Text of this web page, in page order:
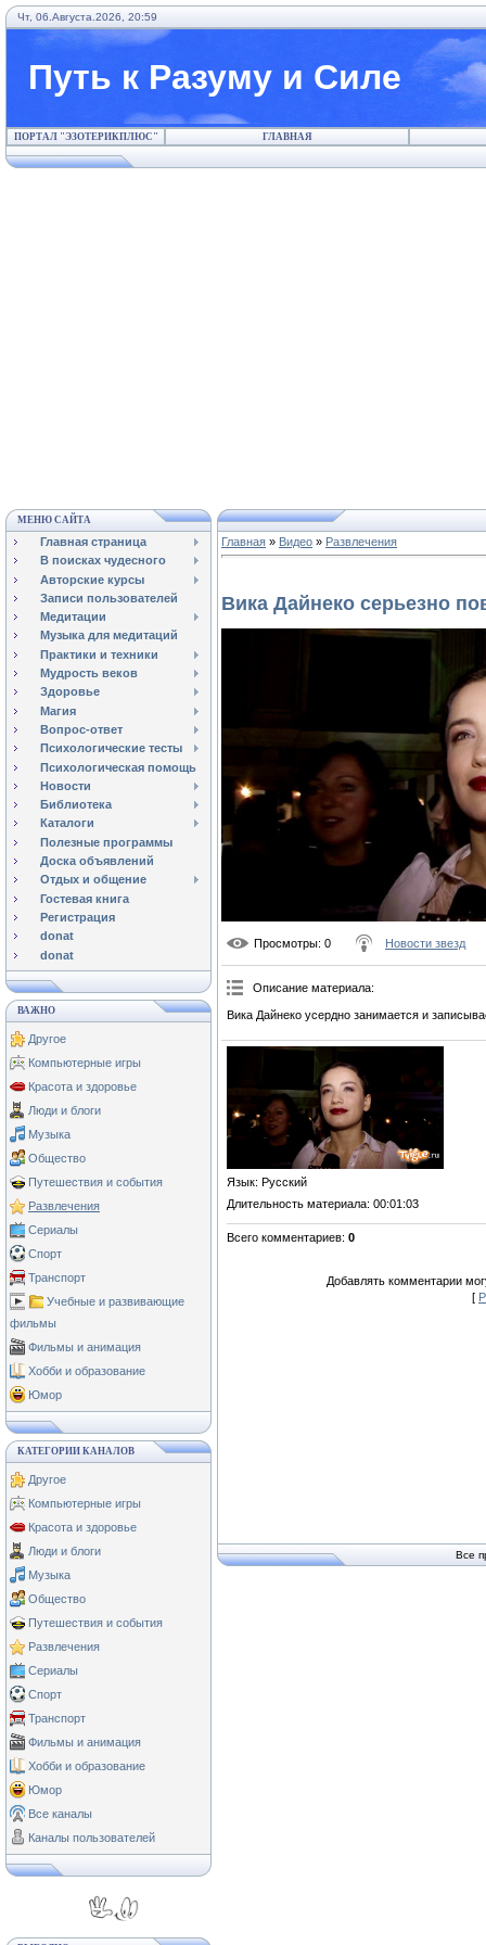
Чт, 06.Августа.2026, 20:59
Путь к Разуму и Силе
ПОРТАЛ "ЭЗОТЕРИКПЛЮС" ГЛАВНАЯ
МЕНЮ САЙТА
Главная страница
В поисках чудесного
Авторские курсы
Записи пользователей
Медитации
Музыка для медитаций
Практики и техники
Мудрость веков
Здоровье
Магия
Вопрос-ответ
Психологические тесты
Психологическая помощь
Новости
Библиотека
Каталоги
Полезные программы
Доска объявлений
Отдых и общение
Гостевая книга
Регистрация
donat
donat
ВАЖНО
Другое
Компьютерные игры
Красота и здоровье
Люди и блоги
Музыка
Общество
Путешествия и события
Развлечения
Сериалы
Спорт
Транспорт
Учебные и развивающие
фильмы
Фильмы и анимация
Хобби и образование
Юмор
КАТЕГОРИИ КАНАЛОВ
Другое
Компьютерные игры
Красота и здоровье
Люди и блоги
Музыка
Общество
Путешествия и события
Развлечения
Сериалы
Спорт
Транспорт
Фильмы и анимация
Хобби и образование
Юмор
Все каналы
Каналы пользователей
Главная » Видео » Развлечения
Вика Дайнеко серьезно
Просмотры: 0 Новости звезд
Описание материала:
Вика Дайнеко усердно занимается и
Язык: Русский
Длительность материала: 00:01:03
Всего комментариев: 0
Добавлять комментарии
[
Все